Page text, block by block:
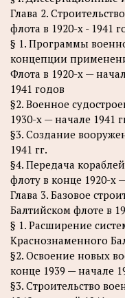
Глава 2.
флота в 1920-х - 1941
§ 1. Программы
концепции
Флота в 1920-х —
1941 годов
§2. Военное
1930-х — начале 1941
§3. Создание
1941 гг.
§4. Передача
флоту в конце 1920-х
Глава 3. Базовое
Балтийском флоте в
§ 1. Расширение
Краснознаменного
§2. Освоение новых
конце 1939 — начале
§3. Строительство